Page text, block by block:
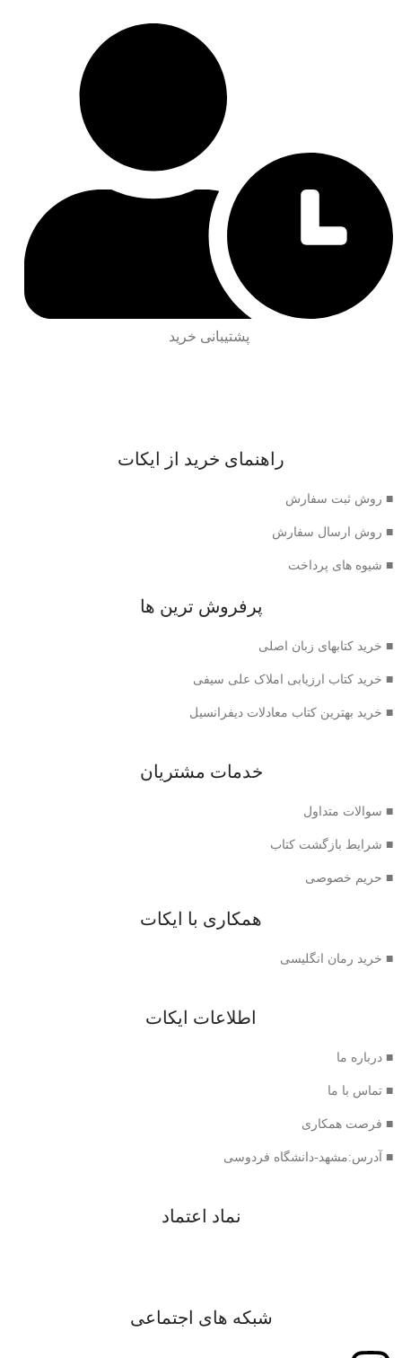
پشتیبانی خرید
راهنمای خرید از ایکات
■ روش ثبت سفارش
■ روش ارسال سفارش
■ شیوه های پرداخت
پرفروش ترین ها
■ خرید کتابهای زبان اصلی
■ خرید کتاب ارزیابی املاک علی سیفی
■ خرید بهترین کتاب معادلات دیفرانسیل
خدمات مشتریان
■ سوالات متداول
■ شرایط بازگشت کتاب
■ حریم خصوصی
همکاری با ایکات
■ خرید رمان انگلیسی
اطلاعات ایکات
■ درباره ما
■ تماس با ما
■ فرصت همکاری
■ آدرس:مشهد-دانشگاه فردوسی
نماد اعتماد
شبکه های اجتماعی